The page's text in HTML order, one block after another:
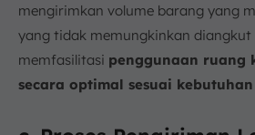
mengirimkan volume barang yang
yang tidak memungkinkan diangkut
memfasilitasi penggunaan ruang
secara optimal sesuai